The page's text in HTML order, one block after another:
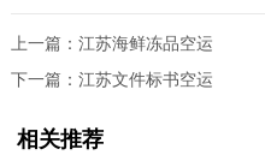
上一篇： 江苏海鲜冻品空运
下一篇： 江苏文件标书空运
相关推荐